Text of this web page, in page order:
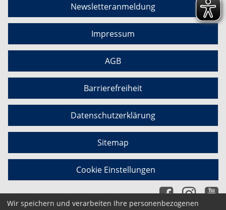
Newsletteranmeldung
Impressum
AGB
Barrierefreiheit
Datenschutzerklärung
Sitemap
Cookie Einstellungen
Wir speichern und verarbeiten Ihre personenbezogenen